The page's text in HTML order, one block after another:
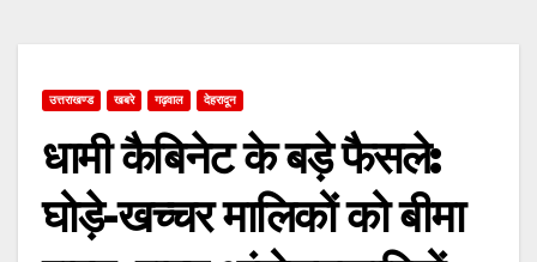
उत्तराखण्ड खबरे गढ़वाल देहरादून
धामी कैबिनेट के बड़े फैसले:
घोड़े-खच्चर मालिकों को बीमा